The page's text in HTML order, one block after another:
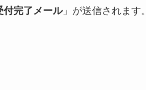
付完了メール」が送信されます。